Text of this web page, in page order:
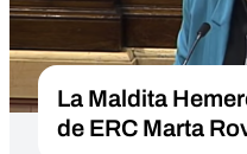
La Maldita
de ERC Marta